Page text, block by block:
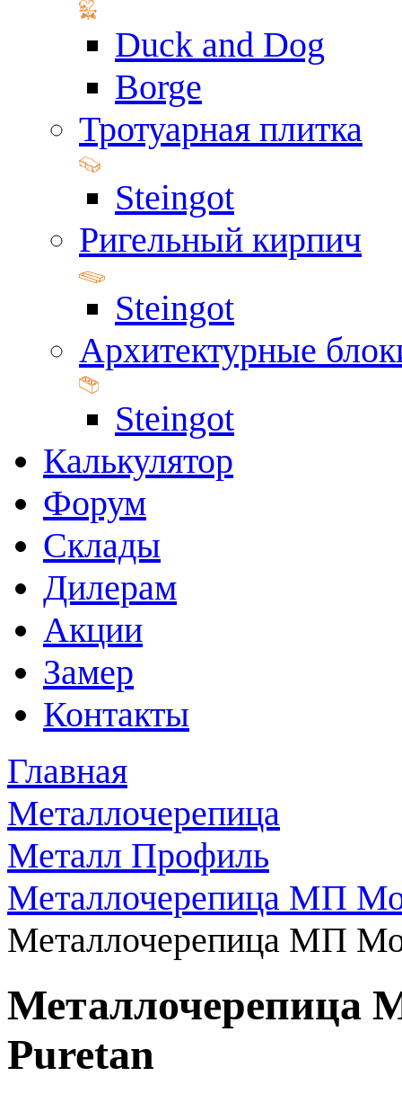
Duck and Dog
Borge
Тротуарная плитка
Steingot
Ригельный кирпич
Steingot
Архитектурные
Steingot
Калькулятор
Форум
Склады
Дилерам
Акции
Замер
Контакты
Главная
Металлочерепица
Металл Профиль
Металлочерепица МП
Металлочерепица МП
Металлочерепица
Puretan